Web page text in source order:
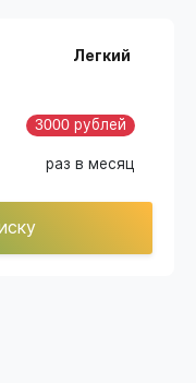
Легкий
3000 рублей
раз в месяц